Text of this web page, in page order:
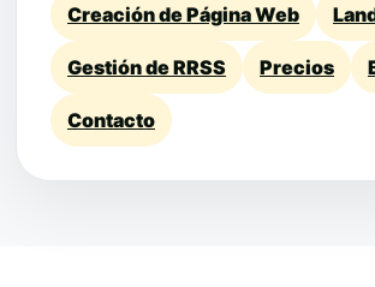
Creación de Página Web
Gestión de RRSS Precios
Contacto